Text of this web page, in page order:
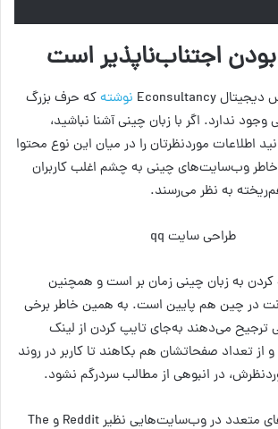
اجتناب‌ناپذیر است
نوشتهکه حرف بزرگ
وجود ندارد. اگر با زبان چینی آشنا نباشید،
اطلاعات موردنظرتان را در میان این نوع محتوا
وب‌سایت‌های چینی به چشم اغلب کاربران
به نظر می‌رسند.
کردن به زبان چینی زمان بر است و همچنین
در چین هم پایین است. به همین خاطر برخی
می‌دهند به‌جای تایپ کردن از لینک
از تعداد صفحاتشان هم بکاهند تا کاربر در روند
در انبوهی از مطالب سردرگم نشود.
ایده گنجاندن لینک‌های متعدد در وب‌سایت‌هایی نظیر Reddit و The